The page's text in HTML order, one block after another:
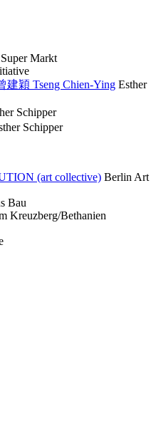
Markt
建穎 Tseng Chien-Ying Esther
Schipper
Schipper
(art collective) Berlin Art
Bau
Kreuzberg/Bethanien